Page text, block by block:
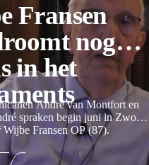
Fransen
nog
in het
André van Montfort en
spraken begin juni in Zwolle
Wijbe Fransen OP (87).